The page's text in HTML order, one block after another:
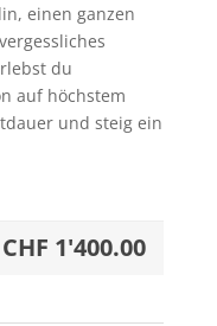
einen ganzen
du
auf höchstem
und steig ein
CHF 1'400.00